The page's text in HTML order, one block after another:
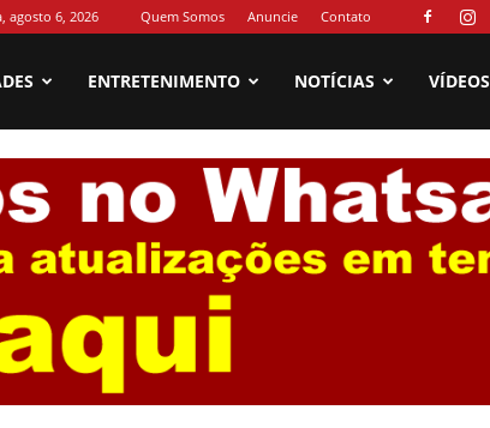
agosto 6, 2026 Quem Somos Anuncie Contato
ENTRETENIMENTO NOTÍCIAS VÍDEOS